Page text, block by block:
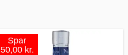
Spar
50,00 kr.